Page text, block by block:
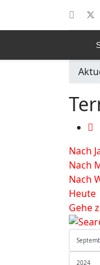
Nach
Nach
Nach
Heute
Gehe